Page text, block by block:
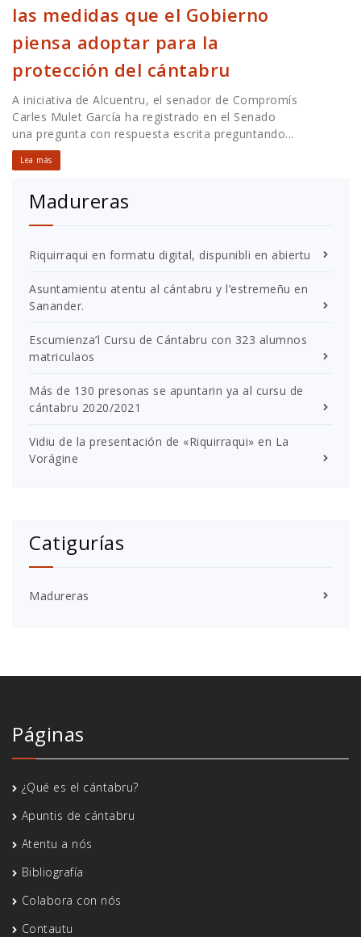
las medidas que el Gobierno
piensa adoptar para la
protección del cántabru
A iniciativa de Alcuentru, el senador de Compromís
Carles Mulet García ha registrado en el Senado
una pregunta con respuesta escrita preguntando...
Lea más
Madureras
Riquirraqui en formatu digital, dispunibli en abiertu
Asuntamientu atentu al cántabru y l’estremeñu en
Sanander.
Escumienza’l Cursu de Cántabru con 323 alumnos
matriculaos
Más de 130 presonas se apuntarin ya al cursu de
cántabru 2020/2021
Vidiu de la presentación de «Riquirraqui» en La
Vorágine
Catigurías
Madureras
Páginas
¿Qué es el cántabru?
Apuntis de cántabru
Atentu a nós
Bibliografía
Colabora con nós
Contautu